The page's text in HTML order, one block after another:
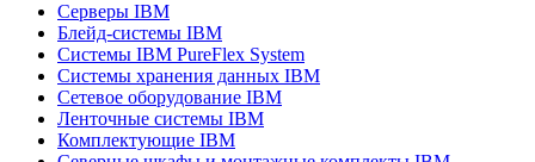
Серверы IBM
Блейд-системы IBM
Системы IBM PureFlex System
Системы хранения данных IBM
Сетевое оборудование IBM
Ленточные системы IBM
Комплектующие IBM